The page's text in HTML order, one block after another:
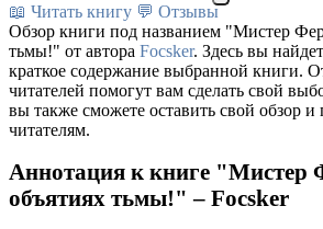
📖 Читать книгу 💬 Отзывы
Обзор книги под названием "Мистер
тьмы!" от автора Focsker. Здесь вы
краткое содержание выбранной книги.
читателей помогут вам сделать свой
вы также сможете оставить свой обзор
читателям.
Аннотация к книге "Мистер
объятиях тьмы!" – Focsker